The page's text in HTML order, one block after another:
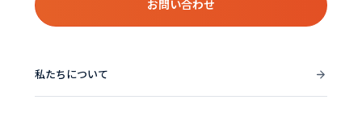
私たちについて
お問い合わせ